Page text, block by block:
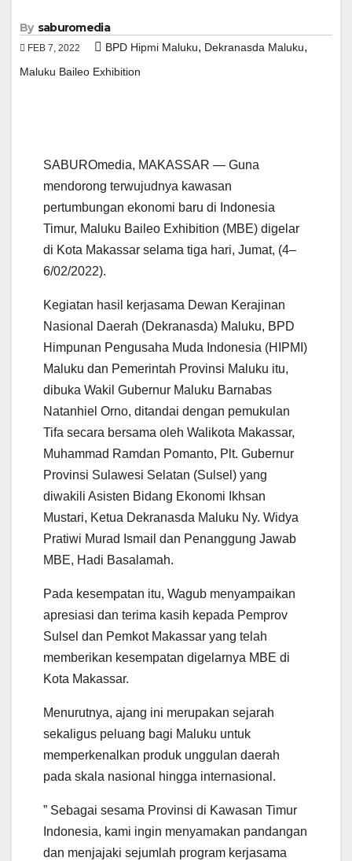
By saburomedia
FEB 7, 2022 BPD Hipmi Maluku, Dekranasda Maluku,
Maluku Baileo Exhibition
SABUROmedia, MAKASSAR — Guna
mendorong terwujudnya kawasan
pertumbungan ekonomi baru di Indonesia
Timur, Maluku Baileo Exhibition (MBE) digelar
di Kota Makassar selama tiga hari, Jumat, (4–
6/02/2022).
Kegiatan hasil kerjasama Dewan Kerajinan
Nasional Daerah (Dekranasda) Maluku, BPD
Himpunan Pengusaha Muda Indonesia (HIPMI)
Maluku dan Pemerintah Provinsi Maluku itu,
dibuka Wakil Gubernur Maluku Barnabas
Natanhiel Orno, ditandai dengan pemukulan
Tifa secara bersama oleh Walikota Makassar,
Muhammad Ramdan Pomanto, Plt. Gubernur
Provinsi Sulawesi Selatan (Sulsel) yang
diwakili Asisten Bidang Ekonomi Ikhsan
Mustari, Ketua Dekranasda Maluku Ny. Widya
Pratiwi Murad Ismail dan Penanggung Jawab
MBE, Hadi Basalamah.
Pada kesempatan itu, Wagub menyampaikan
apresiasi dan terima kasih kepada Pemprov
Sulsel dan Pemkot Makassar yang telah
memberikan kesempatan digelarnya MBE di
Kota Makassar.
Menurutnya, ajang ini merupakan sejarah
sekaligus peluang bagi Maluku untuk
memperkenalkan produk unggulan daerah
pada skala nasional hingga internasional.
” Sebagai sesama Provinsi di Kawasan Timur
Indonesia, kami ingin menyamakan pandangan
dan menjajaki sejumlah program kerjasama